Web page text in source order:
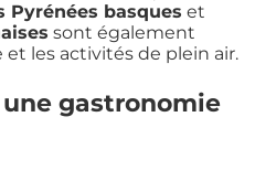
Pyrénées basques et
sont également
les activités de plein air.
gastronomie